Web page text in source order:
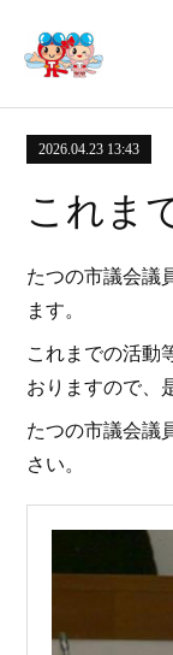
2026.04.23 13:43
これま
たつの市議会議
ます。
これまでの活動
おりますので、
たつの市議会議
さい。